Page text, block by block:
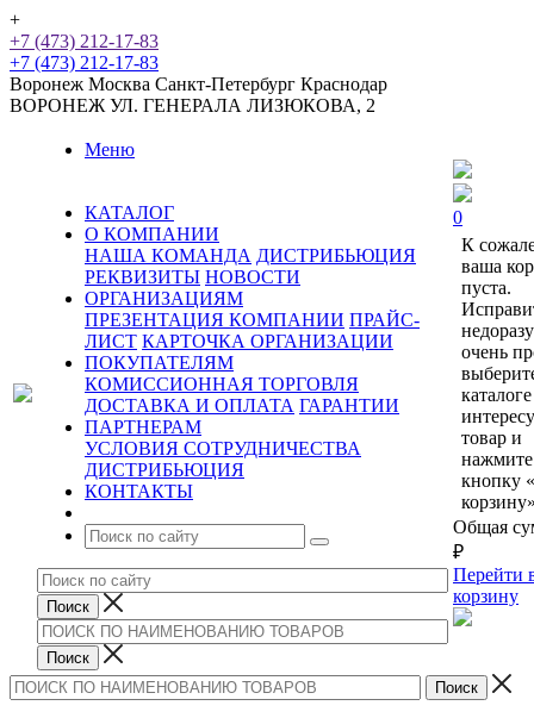
+
+7 (473) 212-17-83
+7 (473) 212-17-83
Воронеж Москва Санкт-Петербург Краснодар
ВОРОНЕЖ УЛ. ГЕНЕРАЛА ЛИЗЮКОВА, 2
Меню
КАТАЛОГ
О КОМПАНИИ
НАША КОМАНДА ДИСТРИБЬЮЦИЯ
РЕКВИЗИТЫ НОВОСТИ
ОРГАНИЗАЦИЯМ
ПРЕЗЕНТАЦИЯ КОМПАНИИ ПРАЙС-
ЛИСТ КАРТОЧКА ОРГАНИЗАЦИИ
ПОКУПАТЕЛЯМ
КОМИССИОННАЯ ТОРГОВЛЯ
ДОСТАВКА И ОПЛАТА ГАРАНТИИ
ПАРТНЕРАМ
УСЛОВИЯ СОТРУДНИЧЕСТВА
ДИСТРИБЬЮЦИЯ
КОНТАКТЫ
0
К
ваша
пуста.
очень
каталоге
товар и
нажмите
кнопку
Общая
₽
Перейти
корзину